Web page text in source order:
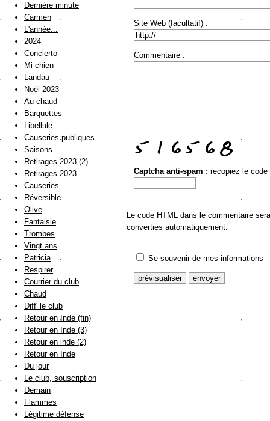
Site Web (facultatif) :
Commentaire :
Captcha anti-spam : recopiez le code
Le code HTML dans le commentaire
converties automatiquement.
Se souvenir de mes informations
Dernière minute
Carmen
L'année...
2024
Concierto
Mi chien
Landau
Noël 2023
Au chaud
Barquettes
Libellule
Causeries publiques
Saisons
Retirages 2023 (2)
Retirages 2023
Causeries
Réversible
Olive
Fantaisie
Trombes
Vingt ans
Patricia
Respirer
Courrier du club
Chaud
Diff' le club
Retour en Inde (fin)
Retour en Inde (3)
Retour en inde (2)
Retour en Inde
Du jour
Le club, souscription
Demain
Flammes
Légitime défense